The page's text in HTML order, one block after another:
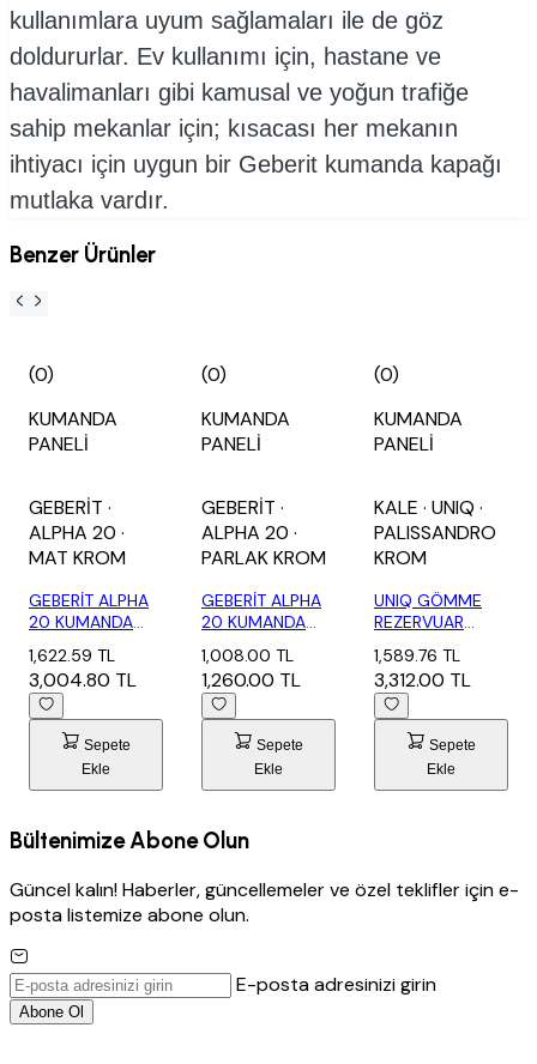
kullanımlara uyum sağlamaları ile de göz
doldururlar. Ev kullanımı için, hastane ve
havalimanları gibi kamusal ve yoğun trafiğe
sahip mekanlar için; kısacası her mekanın
ihtiyacı için uygun bir Geberit kumanda kapağı
mutlaka vardır.
Benzer Ürünler
(0)
KUMANDA
PANELİ
GEBERİT ·
ALPHA 20 ·
MAT KROM
GEBERİT ALPHA
20 KUMANDA
KROM...
1,622.59 TL
3,004.80 TL
Sepete
Ekle
(0)
KUMANDA
PANELİ
GEBERİT ·
ALPHA 20 ·
PARLAK KROM
GEBERİT ALPHA
20 KUMANDA
K...
1,008.00 TL
1,260.00 TL
Sepete
Ekle
(0)
KUMANDA
PANELİ
KALE · UNIQ ·
PALISSANDRO
KROM
UNIQ GÖMME
REZERVUAR
PALISSANDRO...
1,589.76 TL
3,312.00 TL
Sepete
Ekle
Bültenimize Abone Olun
Güncel kalın! Haberler, güncellemeler ve özel teklifler için e-
posta listemize abone olun.
E-posta adresinizi girin
Abone Ol